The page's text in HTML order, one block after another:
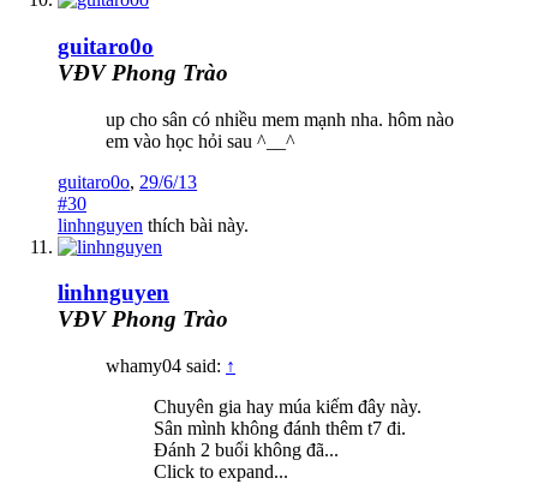
guitaro0o
VĐV Phong Trào
up cho sân có nhiều mem mạnh nha. hôm nào
em vào học hỏi sau ^__^
guitaro0o, 29/6/13
#30
linhnguyen thích bài này.
linhnguyen
VĐV Phong Trào
whamy04 said: ↑
Chuyên gia hay múa kiếm đây này.
Sân mình không đánh thêm t7 đi.
Đánh 2 buổi không đã...
Click to expand...